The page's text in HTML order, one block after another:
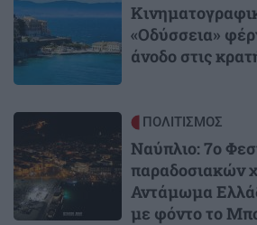
«Οδύσσεια»
άνοδο στις
Image ΠΟΛΙΤΙΣΜΟΣ
Ναύπλιο: 7ο
παραδοσιακών
Αντάμωμα
με φόντο το